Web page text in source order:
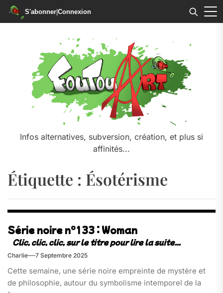
S'abonner|Connexion
Infos alternatives, subversion, création, et plus si
affinités...
Étiquette : Ésotérisme
Série noire n°133 : Woman
Charlie 7 Septembre 2025
Cette semaine, une série noire empreinte de mystère et
de philosophie, autour du symbolisme intemporel de la